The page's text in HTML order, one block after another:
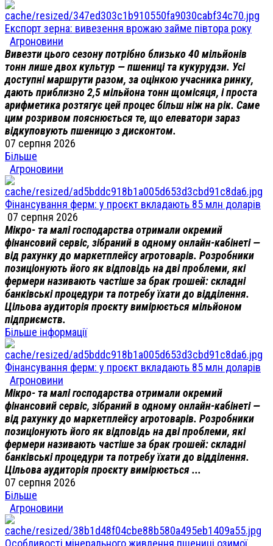
Експорт зерна: вивезення врожаю займе півтора року
Агроновини
Вивезти цього сезону потрібно близько 40 мільйонів
тонн лише двох культур — пшениці та кукурудзи. Усі
доступні маршрути разом, за оцінкою учасника ринку,
дають приблизно 2,5 мільйона тонн щомісяця, і проста
арифметика розтягує цей процес більш ніж на рік. Саме
цим розривом пояснюється те, що елеватори зараз
відкуповують пшеницю з дисконтом.
07 серпня 2026
Більше
Агроновини
Фінансування ферм: у проєкт вкладають 85 млн доларів
07 серпня 2026
Мікро- та малі господарства отримали окремий
фінансовий сервіс, зібраний в одному онлайн-кабінеті —
від рахунку до маркетплейсу агротоварів. Розробники
позиціонують його як відповідь на дві проблеми, які
фермери називають частіше за брак грошей: складні
банківські процедури та потребу їхати до відділення.
Цільова аудиторія проєкту вимірюється мільйоном
підприємств.
Більше інформації
Фінансування ферм: у проєкт вкладають 85 млн доларів
Агроновини
Мікро- та малі господарства отримали окремий
фінансовий сервіс, зібраний в одному онлайн-кабінеті —
від рахунку до маркетплейсу агротоварів. Розробники
позиціонують його як відповідь на дві проблеми, які
фермери називають частіше за брак грошей: складні
банківські процедури та потребу їхати до відділення.
Цільова аудиторія проєкту вимірюється ...
07 серпня 2026
Більше
Агроновини
Особливості мінерального живлення пшениці озимої